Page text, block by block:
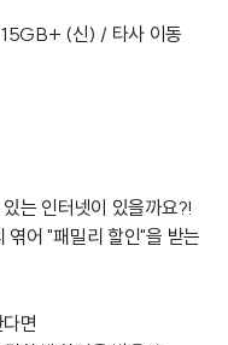
(신) / 타사 이동
는 인터넷이 있을까요?!
엮어 "패밀리 할인"을 받는
면